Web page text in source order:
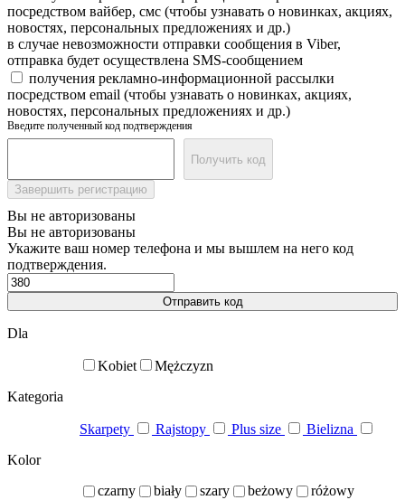
посредством вайбер, смс (чтобы узнавать о новинках, акциях,
новостях, персональных предложениях и др.)
в случае невозможности отправки сообщения в Viber,
отправка будет осуществлена SMS-сообщением
получения рекламно-информационной рассылки
посредством email (чтобы узнавать о новинках, акциях,
новостях, персональных предложениях и др.)
Введите полученный код подтверждения
Получить код
Завершить регистрацию
Вы не авторизованы
Вы не авторизованы
Укажите ваш номер телефона и мы вышлем на него код
подтверждения.
Отправить код
Dla
Kobiet
Mężczyzn
Kategoria
Skarpety Rajstopy Plus size
Bielizna
Kolor
czarny
biały szary beżowy
różowy